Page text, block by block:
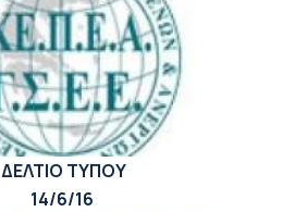
ΔΕΛΤΙΟ ΤΥΠΟΥ
14/6/16